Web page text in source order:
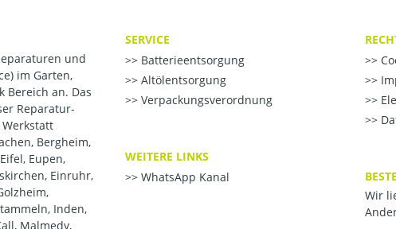
und
im Garten,
Bereich an. Das
Reparatur-
Bergheim,
Eupen,
Einruhr,
Inden,
Malmedy,
SERVICE
Batterieentsorgung
Altölentsorgung
Verpackungsverordnung
WEITERE LINKS
WhatsApp Kanal
Wir